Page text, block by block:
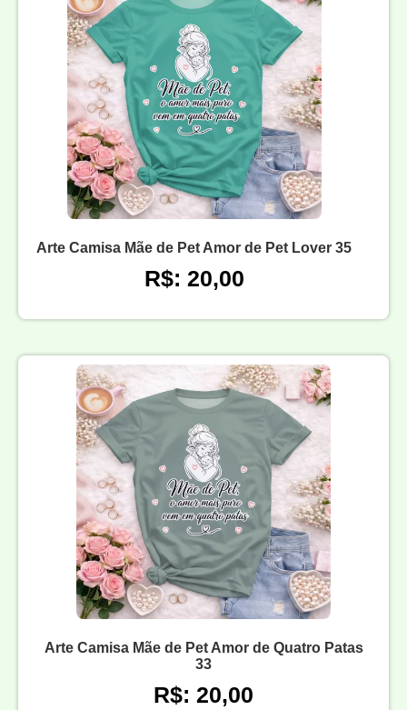
Arte Camisa Mãe de Pet Amor de Pet Lover 35
R$: 20,00
Arte Camisa Mãe de Pet Amor de Quatro Patas
33
R$: 20,00